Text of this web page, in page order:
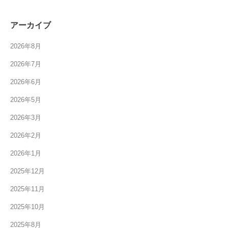
アーカイブ
2026年8月
2026年7月
2026年6月
2026年5月
2026年3月
2026年2月
2026年1月
2025年12月
2025年11月
2025年10月
2025年8月